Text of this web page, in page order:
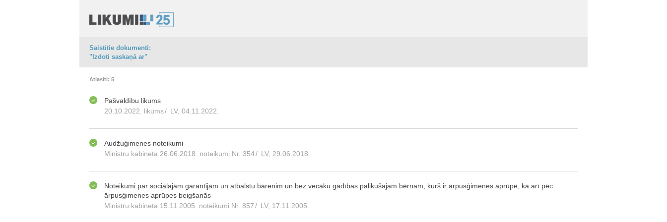
Saistītie dokumenti:
"Izdoti saskaņā ar"
Atlasīti: 5
Pašvaldību likums
20.10.2022. likums/ LV, 04.11.2022.
Audžuģimenes noteikumi
Ministru kabineta 26.06.2018. noteikumi Nr. 354/ LV, 29.06.2018.
Noteikumi par sociālajām garantijām un atbalstu bārenim un bez vecāku gādības palikušajam bērnam, kurš ir ārpusģimenes aprūpē, kā arī pēc
ārpusģimenes aprūpes beigšanās
Ministru kabineta 15.11.2005. noteikumi Nr. 857/ LV, 17.11.2005.